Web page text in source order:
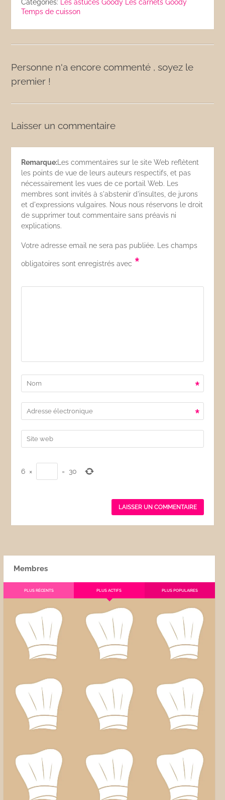
Catégories: Les astuces Goody
Les carnets Goody
Temps de cuisson
Personne n'a encore commenté , soyez le
premier !
Laisser un commentaire
Remarque: Les commentaires sur le site Web reflètent
les points de vue de leurs auteurs respectifs, et pas
nécessairement les vues de ce portail Web. Les
membres sont invités à s'abstenir d'insultes, de jurons
et d'expressions vulgaires. Nous nous réservons le droit
de supprimer tout commentaire sans préavis ni
explications.
Votre adresse email ne sera pas publiée. Les champs
obligatoires sont enregistrés avec *
*
*
6 × = 30
Membres
PLUS RÉCENTS PLUS ACTIFS PLUS POPULAIRES